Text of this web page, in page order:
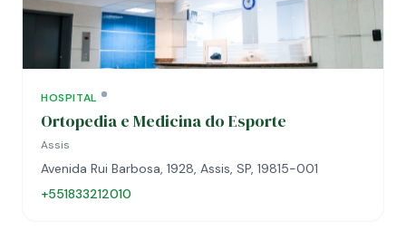
HOSPITAL
Ortopedia e Medicina do Esporte
Assis
Avenida Rui Barbosa, 1928, Assis, SP, 19815-001
+551833212010